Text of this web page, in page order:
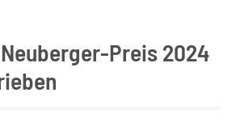
Preis 2024